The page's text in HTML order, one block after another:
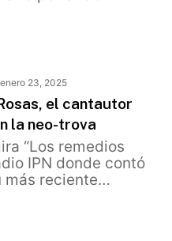
enero 23, 2025
el cantautor
la neo-trova
“Los remedios
IPN donde contó
más reciente…